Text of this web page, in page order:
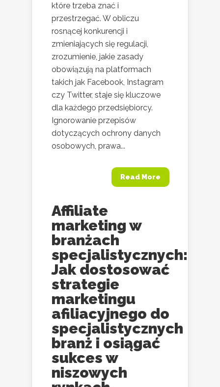
które trzeba znać i
przestrzegać. W obliczu
rosnącej konkurencji i
zmieniających się regulacji,
zrozumienie, jakie zasady
obowiązują na platformach
takich jak Facebook, Instagram
czy Twitter, staje się kluczowe
dla każdego przedsiębiorcy.
Ignorowanie przepisów
dotyczących ochrony danych
osobowych, prawa...
Read More
Affiliate
marketing w
branżach
specjalistycznych:
Jak dostosować
strategie
marketingu
afiliacyjnego do
specjalistycznych
branż i osiągać
sukces w
niszowych